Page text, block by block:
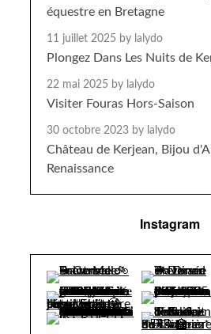
équestre en Bretagne
11 juillet 2025 by lalydo
Plongez Dans Les Nuits de
22 mai 2025 by lalydo
Visiter Fouras Hors-Saison
30 octobre 2023 by lalydo
Château de Kerjean, Bijou
Renaissance
Instagram